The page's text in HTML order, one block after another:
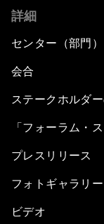
詳細
センター（部門）
会合
ステークホルダ
「フォーラム・
プレスリリース
フォトギャラリー
ビデオ